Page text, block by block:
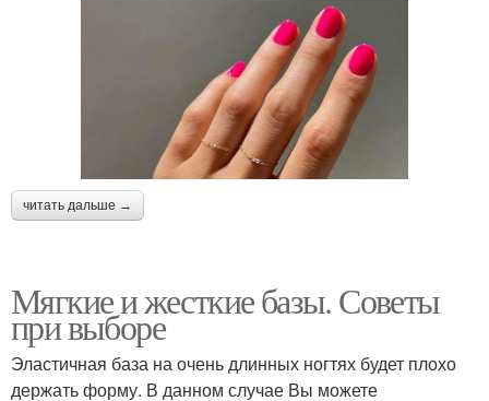
читать дальше →
Мягкие и жесткие базы. Советы
при выборе
Эластичная база на очень длинных ногтях будет плохо
держать форму. В данном случае Вы можете